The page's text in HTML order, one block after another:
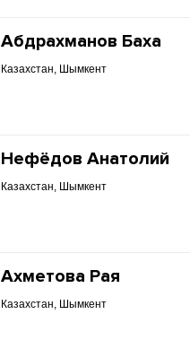
Абдрахманов Баха
Казахстан, Шымкент
Нефёдов Анатолий
Казахстан, Шымкент
Ахметова Рая
Казахстан, Шымкент